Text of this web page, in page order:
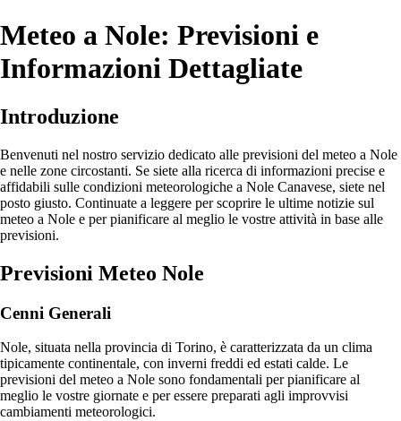
Meteo a Nole: Previsioni e
Informazioni Dettagliate
Introduzione
Benvenuti nel nostro servizio dedicato alle previsioni del meteo a Nole
e nelle zone circostanti. Se siete alla ricerca di informazioni precise e
affidabili sulle condizioni meteorologiche a Nole Canavese, siete nel
posto giusto. Continuate a leggere per scoprire le ultime notizie sul
meteo a Nole e per pianificare al meglio le vostre attività in base alle
previsioni.
Previsioni Meteo Nole
Cenni Generali
Nole, situata nella provincia di Torino, è caratterizzata da un clima
tipicamente continentale, con inverni freddi ed estati calde. Le
previsioni del meteo a Nole sono fondamentali per pianificare al
meglio le vostre giornate e per essere preparati agli improvvisi
cambiamenti meteorologici.